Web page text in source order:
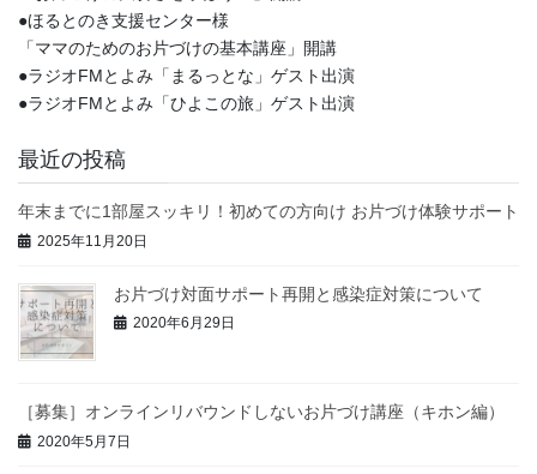
●ほるとのき支援センター様
「ママのためのお片づけの基本講座」開講
●ラジオFMとよみ「まるっとな」ゲスト出演
●ラジオFMとよみ「ひよこの旅」ゲスト出演
最近の投稿
年末までに1部屋スッキリ！初めての方向け お片づけ体験サポート
2025年11月20日
お片づけ対面サポート再開と感染症対策について
2020年6月29日
［募集］オンラインリバウンドしないお片づけ講座（キホン編）
2020年5月7日